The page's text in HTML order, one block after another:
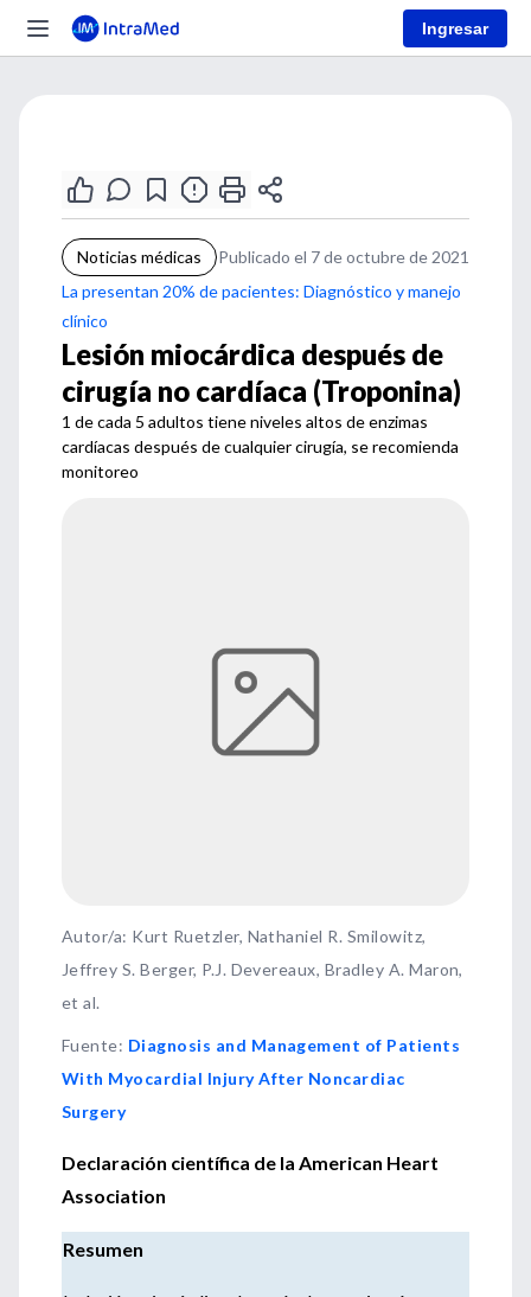
Ingresar
Noticias médicas
Publicado el 7 de octubre de 2021
La presentan 20% de pacientes: Diagnóstico y manejo
clínico
Lesión miocárdica después de
cirugía no cardíaca (Troponina)
1 de cada 5 adultos tiene niveles altos de enzimas
cardíacas después de cualquier cirugía, se recomienda
monitoreo
Autor/a: Kurt Ruetzler, Nathaniel R. Smilowitz,
Jeffrey S. Berger, P.J. Devereaux, Bradley A. Maron,
et al.
Fuente: Diagnosis and Management of Patients
With Myocardial Injury After Noncardiac
Surgery
Declaración científica de la American Heart
Association
Resumen